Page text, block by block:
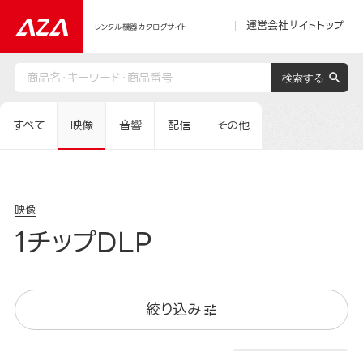
レンタル機器カタログサイト 運営会社サイトトップ
すべて 映像 音響 配信 その他
映像
1チップDLP
絞り込み